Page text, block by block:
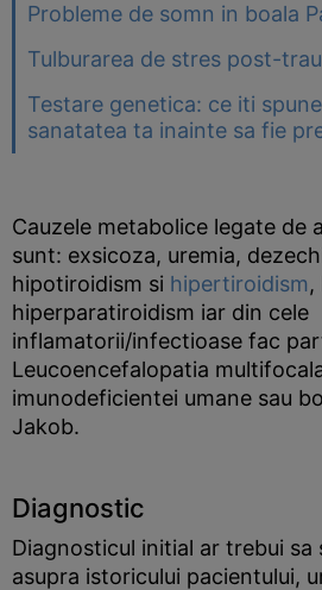
Probleme de somn in boala
Tulburarea de stres post-
Testare genetica: ce iti
sanatatea ta inainte sa fie
Cauzele metabolice legate de
sunt: exsicoza, uremia,
hipotiroidism si hipertiroidism,
hiperparatiroidism iar din cele
inflamatorii/infectioase fac
Leucoencefalopatia
imunodeficientei umane sau
Jakob.
Diagnostic
Diagnosticul initial ar trebui sa
asupra istoricului pacientului,